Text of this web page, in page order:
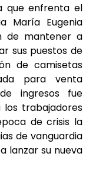
que enfrenta el
María Eugenia
de mantener a
sus puestos de
de camisetas
para venta
ingresos fue
trabajadores
de crisis la
de vanguardia
lanzar su nueva